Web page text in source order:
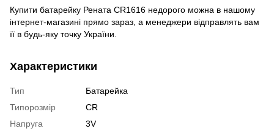
Купити батарейку Рената CR1616 недорого можна в нашому
інтернет-магазині прямо зараз, а менеджери відправлять вам
її в будь-яку точку України.
Характеристики
Тип
Батарейка
Типорозмір
CR
Напруга
3V